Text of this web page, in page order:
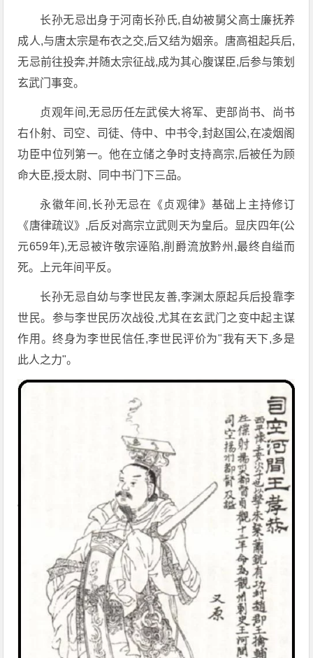
长孙无忌出身于河南长孙氏,自幼被舅父高士廉抚养
成人,与唐太宗是布衣之交,后又结为姻亲。唐高祖起兵后,
无忌前往投奔,并随太宗征战,成为其心腹谋臣,后参与策划
玄武门事变。
贞观年间,无忌历任左武侯大将军、吏部尚书、尚书
右仆射、司空、司徒、侍中、中书令,封赵国公,在凌烟阁
功臣中位列第一。他在立储之争时支持高宗,后被任为顾
命大臣,授太尉、同中书门下三品。
永徽年间,长孙无忌在《贞观律》基础上主持修订
《唐律疏议》,后反对高宗立武则天为皇后。显庆四年(公
元659年),无忌被许敬宗诬陷,削爵流放黔州,最终自缢而
死。上元年间平反。
长孙无忌自幼与李世民友善,李渊太原起兵后投靠李
世民。参与李世民历次战役,尤其在玄武门之变中起主谋
作用。终身为李世民信任,李世民评价为"我有天下,多是
此人之力"。